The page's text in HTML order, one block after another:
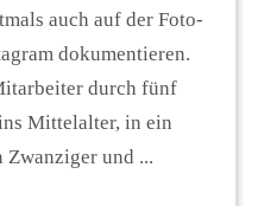
auch auf der Foto-
dokumentieren.
durch fünf
Mittelalter, in ein
Zwanziger und ...